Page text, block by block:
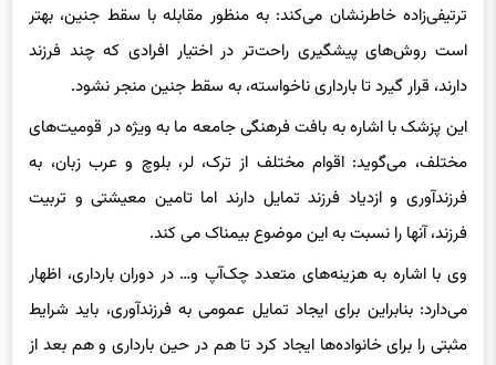
ترتیفی‌زاده خاطرنشان می‌کند: به منظور مقابله با سقط جنین، بهتر
است روش‌های پیشگیری راحت‌تر در اختیار افرادی که چند فرزند
دارند، قرار گیرد تا بارداری ناخواسته، به سقط جنین منجر نشود.
این پزشک با اشاره به بافت فرهنگی جامعه ما به ویژه در قومیت‌های
مختلف، می‌گوید: اقوام مختلف از ترک، لر، بلوچ و عرب زبان، به
فرزندآوری و ازدیاد فرزند تمایل دارند اما تامین معیشتی و تربیت
فرزند، آنها را نسبت به این موضوع بیمناک می کند.
وی با اشاره به هزینه‌های متعدد چک‌آپ و… در دوران بارداری، اظهار
می‌دارد: بنابراین برای ایجاد تمایل عمومی به فرزندآوری، باید شرایط
مثبتی را برای خانواده‌ها ایجاد کرد تا هم در حین بارداری و هم بعد از